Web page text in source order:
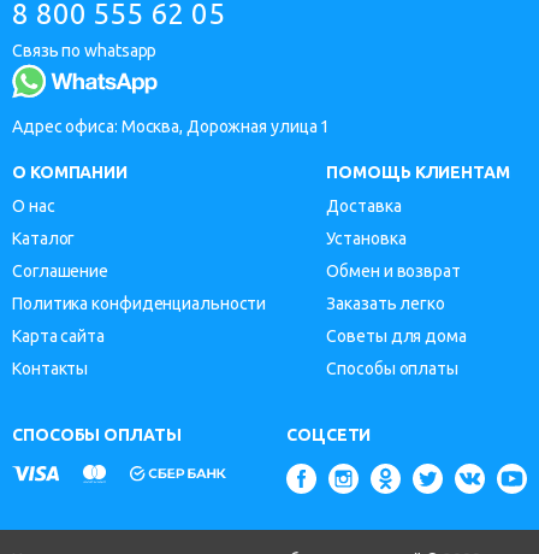
8 800 555 62 05
Связь по whatsapp
Адрес офиса: Москва, Дорожная улица 1
О КОМПАНИИ
О нас
Каталог
Соглашение
Политика конфиденциальности
Карта сайта
Контакты
ПОМОЩЬ КЛИЕНТАМ
Доставка
Установка
Обмен и возврат
Заказать легко
Советы для дома
Способы оплаты
СПОСОБЫ ОПЛАТЫ СОЦСЕТИ